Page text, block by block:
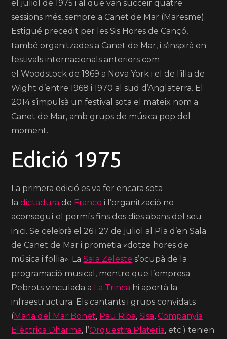
el juliol de 1975 i al que van succeir quatre
sessions més, sempre a Canet de Mar (Maresme).
Estigué precedit per les Sis Hores de Cançó,
també organitzades a Canet de Mar, i s’inspirà en
festivals internacionals anteriors com
el Woodstock de 1969 a Nova York i el de l’illa de
Wight d’entre 1968 i 1970 al sud d’Anglaterra. El
2014 s’impulsà un festival sota el mateix nom a
Canet de Mar, amb grups de música pop del
moment.
Edició 1975
La primera edició es va fer encara sota
ladictadura de Franco i l’organització no
aconseguí el permís fins dos dies abans del seu
inici. Se celebrà el 26 i 27 de juliol al Pla d’en Sala
de Canet de Mar i prometia «dotze hores de
música i follia». LaSala Zeleste s’ocupà de la
programació musical, mentre que l’empresa
Pebrots vinculada a La Trinca hi aportà la
infraestructura. Els cantants i grups convidats
( Maria del Mar Bonet, Pau Riba,Sisa,Companyia
Elèctrica Dharma, l’Orquestra Plateria, etc.) tenien